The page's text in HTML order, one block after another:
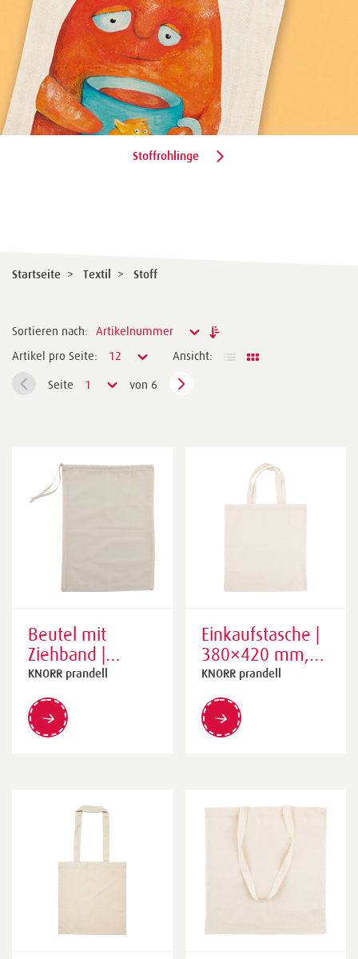
Stoffrohlinge
Startseite > Textil > Stoff
Sortieren nach:
Artikelnummer
Artikel pro Seite:
12 Ansicht:
Seite 1 von 6
Beutel mit
Ziehband |
300×410 mm,
natur
KNORR prandell
Einkaufstasche |
380×420 mm,
natur
KNORR prandell